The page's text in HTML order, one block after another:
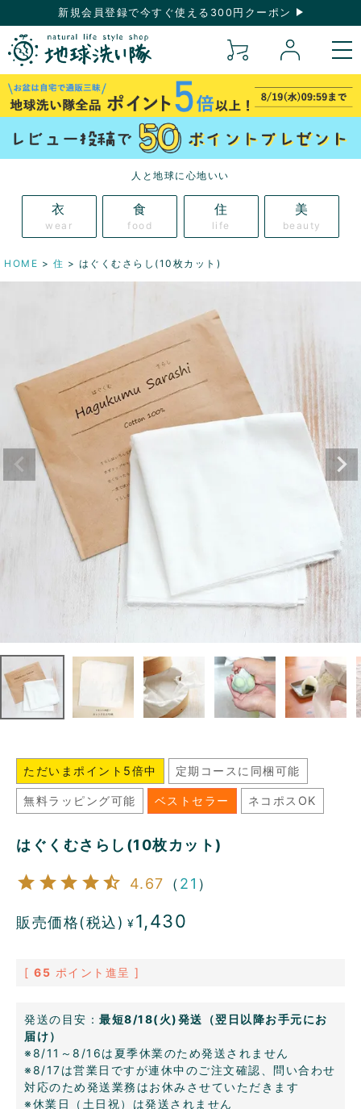
新規会員登録で今すぐ使える300円クーポン
人と地球に心地いい
衣
wear
食
food
住
life
美
beauty
HOME 住 はぐくむさらし(10枚カット)
ただいまポイント5倍中 定期コースに同梱可能
無料ラッピング可能 ベストセラー ネコポスOK
はぐくむさらし(10枚カット)
4.67 （ 21 ）
販売価格(税込) ¥1,430
[ 65 ポイント進呈 ]
発送の目安： 最短8/18(火)発送（翌日以降お手元にお
届け）
※8/11～8/16は夏季休業のため発送されません
※8/17は営業日ですが連休中のご注文確認、問い合わせ
対応のため発送業務はお休みさせていただきます
※休業日（土日祝）は発送されません